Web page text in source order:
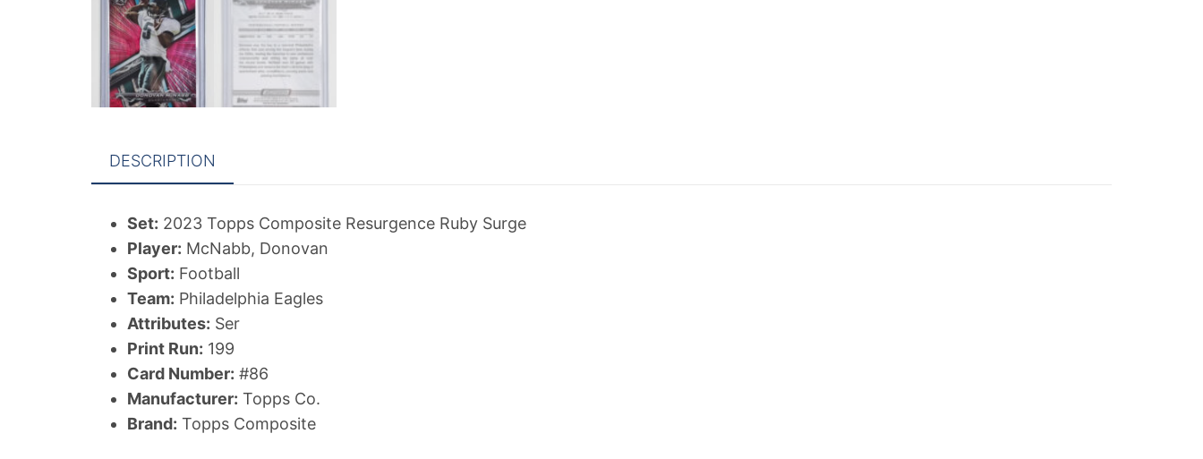
DESCRIPTION
Set: 2023 Topps Composite Resurgence Ruby Surge
Player: McNabb, Donovan
Sport: Football
Team: Philadelphia Eagles
Attributes: Ser
Print Run: 199
Card Number: #86
Manufacturer: Topps Co.
Brand: Topps Composite